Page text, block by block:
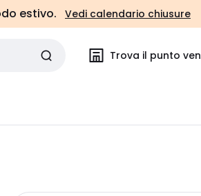
estivo. Vedi calendario chiusure
Trova il punto